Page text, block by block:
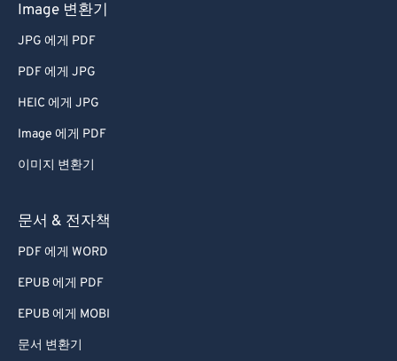
Image 변환기
JPG 에게 PDF
PDF 에게 JPG
HEIC 에게 JPG
Image 에게 PDF
이미지 변환기
문서 & 전자책
PDF 에게 WORD
EPUB 에게 PDF
EPUB 에게 MOBI
문서 변환기